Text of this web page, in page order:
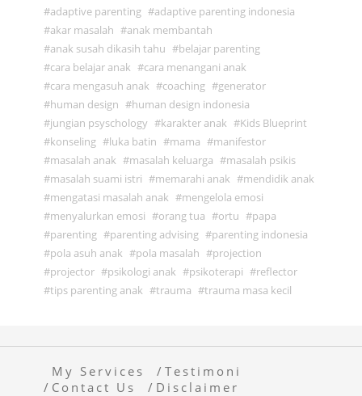
adaptive parenting
adaptive parenting indonesia
akar masalah
anak membantah
anak susah dikasih tahu
belajar parenting
cara belajar anak
cara menangani anak
cara mengasuh anak
coaching
generator
human design
human design indonesia
jungian psyschology
karakter anak
Kids Blueprint
konseling
luka batin mama
manifestor
masalah anak
masalah keluarga
masalah psikis
masalah suami istri
memarahi anak
mendidik anak
mengatasi masalah anak
mengelola emosi
menyalurkan emosi
orang tua ortu
papa
parenting
parenting advising
parenting indonesia
pola asuh anak
pola masalah
projection
projector
psikologi anak psikoterapi
reflector
tips parenting anak
trauma trauma masa kecil
My Services
Testimoni
Contact Us
Disclaimer